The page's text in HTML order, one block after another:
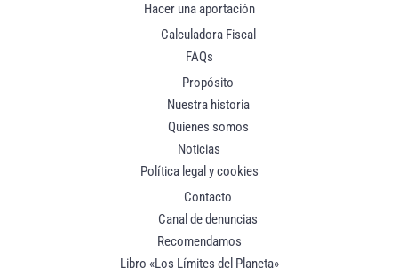
Hacer una aportación
Calculadora Fiscal
FAQs
Propósito
Nuestra historia
Quienes somos
Noticias
Política legal y cookies
Contacto
Canal de denuncias
Recomendamos
Libro «Los Límites del Planeta»